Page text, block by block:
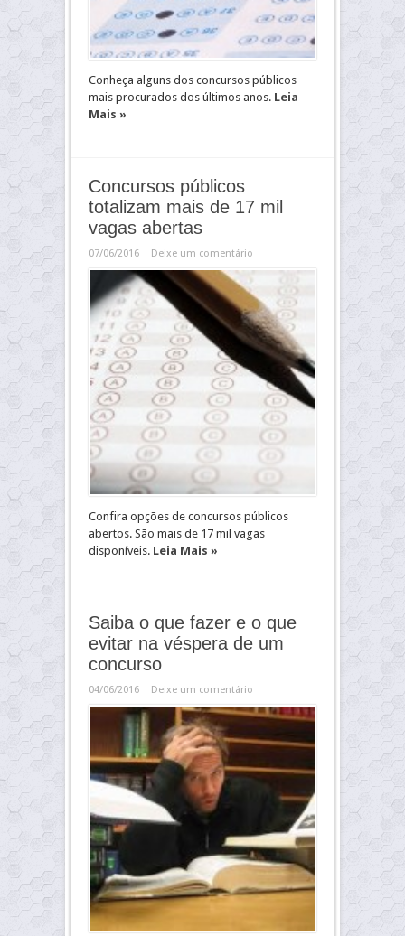
Conheça alguns dos concursos públicos
mais procurados dos últimos anos. Leia
Mais »
Concursos públicos
totalizam mais de 17 mil
vagas abertas
07/06/2016 Deixe um comentário
Confira opções de concursos públicos
abertos. São mais de 17 mil vagas
disponíveis. Leia Mais »
Saiba o que fazer e o que
evitar na véspera de um
concurso
04/06/2016 Deixe um comentário